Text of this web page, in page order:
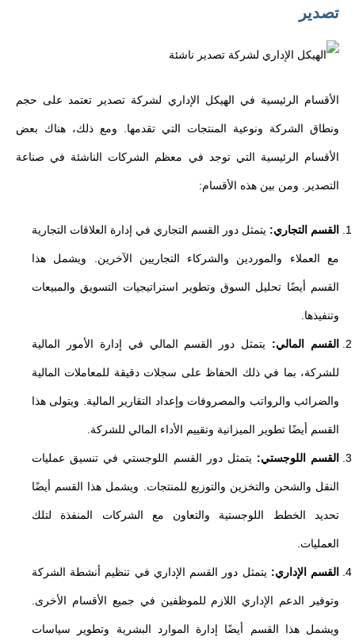
تصدير
الأقسام الرئيسية في الهيكل الإداري لشركة تصدير تعتمد على حجم
ونطاق الشركة ونوعية المنتجات التي تقدمها. ومع ذلك، هناك بعض
الأقسام الرئيسية التي توجد في معظم الشركات الناشئة في صناعة
التصدير. ومن بين هذه الأقسام:
القسم التجاري: يتمثل دور القسم التجاري في إدارة العلاقات التجارية
مع العملاء والموردين والشركاء التجاريين الآخرين. ويشمل هذا
القسم أيضًا تحليل السوق وتطوير استراتيجيات التسويق والمبيعات
وتنفيذها.
القسم المالي: يتمثل دور القسم المالي في إدارة الأمور المالية
للشركة، بما في ذلك الحفاظ على سجلات دقيقة للمعاملات المالية
والضرائب والرواتب والمصروفات وإعداد التقارير المالية. ويتولى هذا
القسم أيضًا تطوير الميزانية وتقييم الأداء المالي للشركة.
القسم اللوجستي: يتمثل دور القسم اللوجستي في تنسيق عمليات
النقل والشحن والتخزين والتوزيع للمنتجات. ويشمل هذا القسم أيضًا
تحديد الخطط اللوجستية والتعاون مع الشركات المنفذة لتلك
العمليات.
القسم الإداري: يتمثل دور القسم الإداري في تنظيم أنشطة الشركة
وتوفير الدعم الإداري اللازم للموظفين في جميع الأقسام الأخرى.
ويشمل هذا القسم أيضًا إدارة الموارد البشرية وتطوير سياسات